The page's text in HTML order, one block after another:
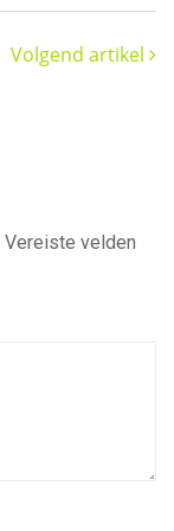
Volgend artikel
Vereiste velden